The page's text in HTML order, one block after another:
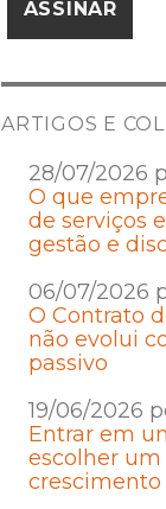
ARTIGOS E
28/07/2026
O que
de serviços
gestão e
06/07/2026
O Contrato
não evolui
passivo
19/06/2026
Entrar em
escolher
crescimento